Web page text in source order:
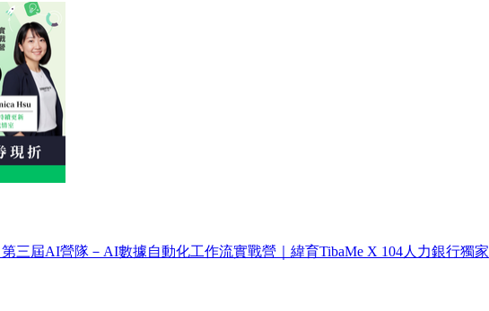
三屆AI營隊－AI數據自動化工作流實戰營｜緯育TibaMe X 104人力銀行獨家